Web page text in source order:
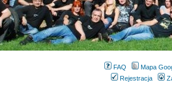
FAQ
Mapa
Rejestracja